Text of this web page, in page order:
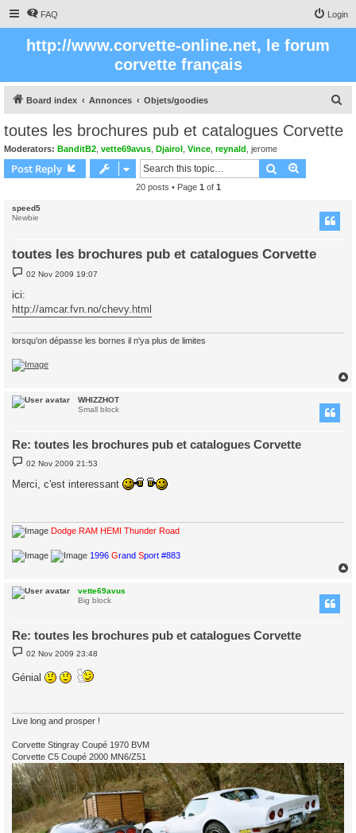
FAQ Login
http://www.corvette-online.net, le forum
corvette français
Board index Annonces Objets/goodies
toutes les brochures pub et catalogues Corvette
Moderators: BanditB2 vette69avus Djairol Vince reynald jerome
Post Reply Search
20 posts • Page 1 of 1
speed5
Newbie
toutes les brochures pub et catalogues Corvette
P
o
t
02 Nov 2009 19:07
ici:
http://amcar.fvn.no/chevy.html
lorsqu'on dépasse les bornes il n'ya plus de limites
WHIZZHOT
Small block
Re: toutes les brochures pub et catalogues Corvette
P
o
t
02 Nov 2009 21:53
Merci, c'est interessant
Dodge RAM HEMI Thunder Road
1996 Grand Sport #883
vette69avus
Big block
Re: toutes les brochures pub et catalogues Corvette
P
o
t
02 Nov 2009 23:48
Génial
Live long and prosper !
Corvette Stingray Coupé 1970 BVM
Corvette C5 Coupé 2000 MN6/Z51